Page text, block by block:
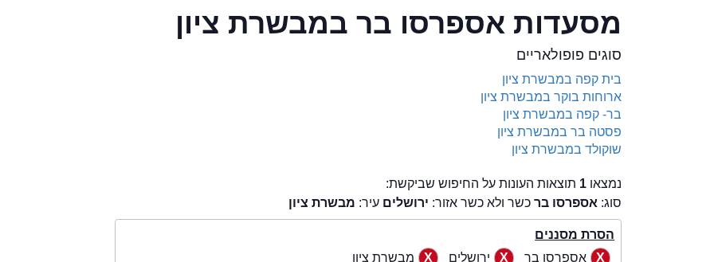
מסעדות אספרסו בר במבשרת ציון
סוגים פופולאריים
בית קפה במבשרת ציון
ארוחות בוקר במבשרת ציון
בר- קפה במבשרת ציון
פסטה בר במבשרת ציון
שוקולד במבשרת ציון
נמצאו 1 תוצאות העונות על החיפוש שביקשת:
סוג: אספרסו ברכשר ולא כשר אזור: ירושלים עיר: מבשרת ציון
הסרת מסננים
אספרסו בר
ירושלים מבשרת ציון